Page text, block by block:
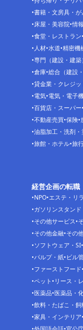
書籍・文房具・が
床屋・美容院 情
食堂・レストラン
人材 水道 精密機
専門（建設・建築
倉庫 総合（建設
貸金業・クレジッ
電気 電気・電子
百貨店・スーパー
不動産売買 保険
油脂加工・洗剤・
旅館・ホテル 旅
経営企画の転職
NPO エステ・リ
ガソリンスタン
その他サービス
その他金融 その
ソフトウェア・SI
パルプ・紙 ビル
ファーストフード
ペット リース・
医薬品 医薬品・
飲料・たばこ・飼
家具・インテリア